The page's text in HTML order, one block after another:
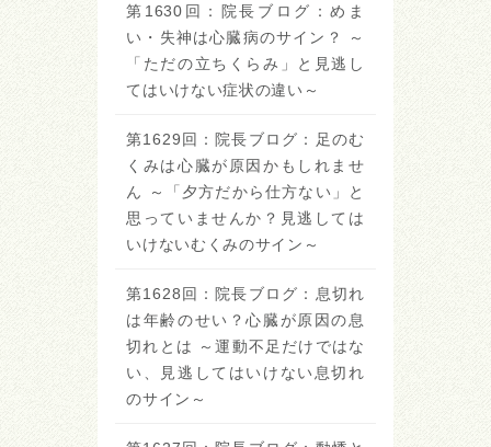
第1630回：院長ブログ：めま
い・失神は心臓病のサイン？ ～
「ただの立ちくらみ」と見逃し
てはいけない症状の違い～
第1629回：院長ブログ：足のむ
くみは心臓が原因かもしれませ
ん ～「夕方だから仕方ない」と
思っていませんか？見逃しては
いけないむくみのサイン～
第1628回：院長ブログ：息切れ
は年齢のせい？心臓が原因の息
切れとは ～運動不足だけではな
い、見逃してはいけない息切れ
のサイン～